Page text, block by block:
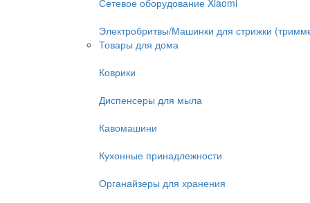
Сетевое оборудование Xiaomi
Электробритвы/Машинки для стрижки
Товары для дома
Коврики
Диспенсеры для мыла
Кавомашини
Кухонные принадлежности
Органайзеры для хранения